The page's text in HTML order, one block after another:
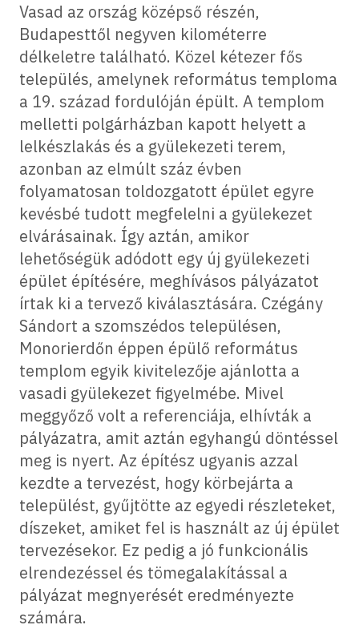
Vasad az ország középső részén,
Budapesttől negyven kilométerre
délkeletre található. Közel kétezer fős
település, amelynek református temploma
a 19. század fordulóján épült. A templom
melletti polgárházban kapott helyett a
lelkészlakás és a gyülekezeti terem,
azonban az elmúlt száz évben
folyamatosan toldozgatott épület egyre
kevésbé tudott megfelelni a gyülekezet
elvárásainak. Így aztán, amikor
lehetőségük adódott egy új gyülekezeti
épület építésére, meghívásos pályázatot
írtak ki a tervező kiválasztására. Czégány
Sándort a szomszédos településen,
Monorierdőn éppen épülő református
templom egyik kivitelezője ajánlotta a
vasadi gyülekezet figyelmébe. Mivel
meggyőző volt a referenciája, elhívták a
pályázatra, amit aztán egyhangú döntéssel
meg is nyert. Az építész ugyanis azzal
kezdte a tervezést, hogy körbejárta a
települést, gyűjtötte az egyedi részleteket,
díszeket, amiket fel is használt az új épület
tervezésekor. Ez pedig a jó funkcionális
elrendezéssel és tömegalakítással a
pályázat megnyerését eredményezte
számára.